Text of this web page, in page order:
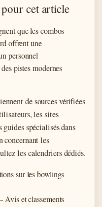
cet article
que les combos
offrent une
personnel
pistes modernes
de sources vérifiées
les sites
spécialisés dans
concernant les
les calendriers dédiés.
sur les bowlings
Avis et classements